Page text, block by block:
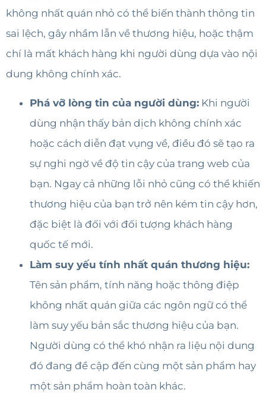
không nhất quán nhỏ có thể biến thành thông tin
sai lệch, gây nhầm lẫn về thương hiệu, hoặc thậm
chí là mất khách hàng khi người dùng dựa vào nội
dung không chính xác.
Phá vỡ lòng tin của người dùng: Khi người
dùng nhận thấy bản dịch không chính xác
hoặc cách diễn đạt vụng về, điều đó sẽ tạo ra
sự nghi ngờ về độ tin cậy của trang web của
bạn. Ngay cả những lỗi nhỏ cũng có thể khiến
thương hiệu của bạn trở nên kém tin cậy hơn,
đặc biệt là đối với đối tượng khách hàng
quốc tế mới.
Làm suy yếu tính nhất quán thương hiệu:
Tên sản phẩm, tính năng hoặc thông điệp
không nhất quán giữa các ngôn ngữ có thể
làm suy yếu bản sắc thương hiệu của bạn.
Người dùng có thể khó nhận ra liệu nội dung
đó đang đề cập đến cùng một sản phẩm hay
một sản phẩm hoàn toàn khác.